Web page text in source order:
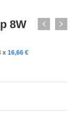
8W
x 16,66 €